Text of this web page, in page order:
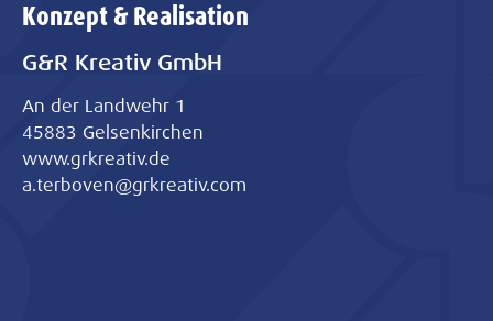
Konzept & Realisation
G&R Kreativ GmbH
An der Landwehr 1
45883 Gelsenkirchen
www.grkreativ.de
a.terboven@grkreativ.com